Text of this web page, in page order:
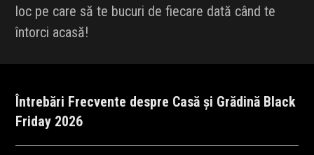
loc pe care să te bucuri de fiecare dată când te
întorci acasă!
Întrebări Frecvente despre Casă și Grădină Black
Friday 2026